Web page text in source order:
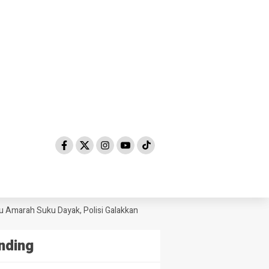
Suku Dayak, Polisi Galakkan Patroli Cyber Untuk Mencari Pelaku